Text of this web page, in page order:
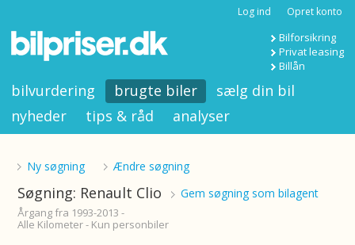
Log ind Opret konto
Bilforsikring
Privat leasing
Billån
bilvurdering brugte biler
sælg din bil
nyheder
tips & råd analyser
Ny søgning Ændre søgning
Søgning: Renault Clio Gem søgning som bilagent
Årgang fra 1993-2013 -
Alle Kilometer - Kun personbiler